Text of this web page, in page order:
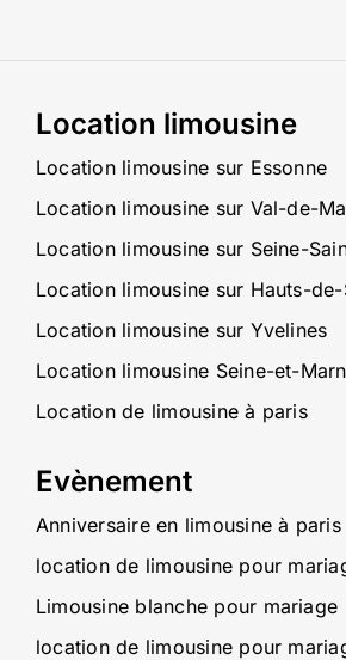
Location limousine
Location limousine sur Essonne
Location limousine sur Val-de-
Location limousine sur Seine-
Location limousine sur Hauts-de-
Location limousine sur Yvelines
Location limousine Seine-et-
Location de limousine à paris
Evènement
Anniversaire en limousine à paris
location de limousine pour
Limousine blanche pour mariage
location de limousine pour